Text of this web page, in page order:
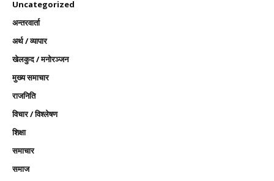
Uncategorized
अन्तरवार्ता
अर्थ / व्यापार
खेलकुद / मनोरञ्जन
मुख्य समाचार
राजनिति
विचार / विश्लेषण
शिक्षा
समाचार
समाज